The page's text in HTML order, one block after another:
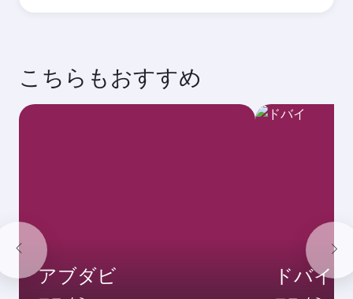
10月
2026
12月
2026